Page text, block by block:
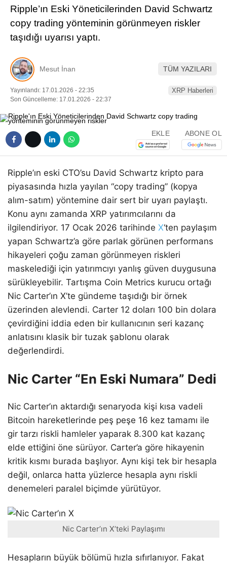
LinkedIn
Ripple’ın Eski Yöneticilerinden David Schwartz
copy trading yönteminin görünmeyen riskler
taşıdığı uyarısı yaptı.
Mesut İnan TÜM YAZILARI
Yayınlandı: 17.01.2026 - 22:35
Son Güncelleme: 17.01.2026 - 22:37
XRP Haberleri
EKLE ABONE OL
Ripple’ın eski CTO’su David Schwartz kripto para
piyasasında hızla yayılan “copy trading” (kopya
alım-satım) yöntemine dair sert bir uyarı paylaştı.
Konu aynı zamanda XRP yatırımcılarını da
ilgilendiriyor. 17 Ocak 2026 tarihinde X‘ten paylaşım
yapan Schwartz’a göre parlak görünen performans
hikayeleri çoğu zaman görünmeyen riskleri
maskelediği için yatırımcıyı yanlış güven duygusuna
sürükleyebilir. Tartışma Coin Metrics kurucu ortağı
Nic Carter’ın X’te gündeme taşıdığı bir örnek
üzerinden alevlendi. Carter 12 doları 100 bin dolara
çevirdiğini iddia eden bir kullanıcının seri kazanç
anlatısını klasik bir tuzak şablonu olarak
değerlendirdi.
Nic Carter “En Eski Numara” Dedi
Nic Carter’ın aktardığı senaryoda kişi kısa vadeli
Bitcoin hareketlerinde peş peşe 16 kez tamamı ile
gir tarzı riskli hamleler yaparak 8.300 kat kazanç
elde ettiğini öne sürüyor. Carter’a göre hikayenin
kritik kısmı burada başlıyor. Aynı kişi tek bir hesapla
değil, onlarca hatta yüzlerce hesapla aynı riskli
denemeleri paralel biçimde yürütüyor.
Nic Carter’ın X’teki Paylaşımı
Hesapların büyük bölümü hızla sıfırlanıyor. Fakat